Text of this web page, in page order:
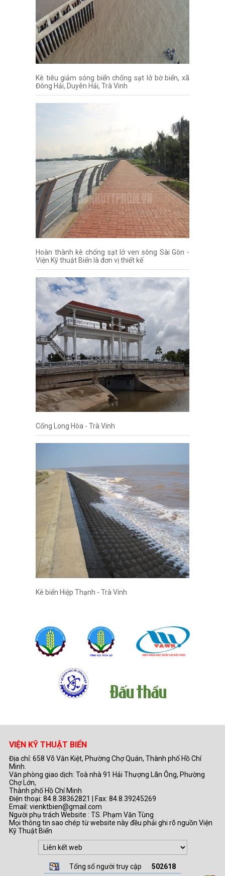
Kè tiêu giảm sóng biển chống sạt lở bờ biển, xã
Đông Hải, Duyên Hải, Trà Vinh
Hoàn thành kè chống sạt lở ven sông Sài Gòn -
Viện Kỹ thuật Biển là đơn vị thiết kế
Cống Long Hòa - Trà Vinh
Kè biển Hiệp Thạnh - Trà Vinh
VIỆN KỸ THUẬT BIỂN
Địa chỉ: 658 Võ Văn Kiệt, Phường Chợ Quán, Thành phố Hồ Chí
Minh.
Văn phòng giao dịch: Toà nhà 91 Hải Thượng Lãn Ông, Phường
Chợ Lớn,
Thành phố Hồ Chí Minh
Điện thoại: 84.8.38362821 | Fax: 84.8.39245269
Email: vienktbien@gmail.com
Người phụ trách Website : TS. Phạm Văn Tùng
Mọi thông tin sao chép từ website này đều phải ghi rõ nguồn Viện
Kỹ Thuật Biển
Tổng số người truy cập 502618